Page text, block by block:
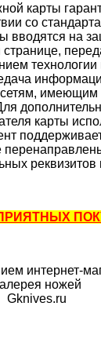
карты
со
вводятся на
странице,
сетям,
карты
реквизитов
интернет-
ножей
Gknives.ru